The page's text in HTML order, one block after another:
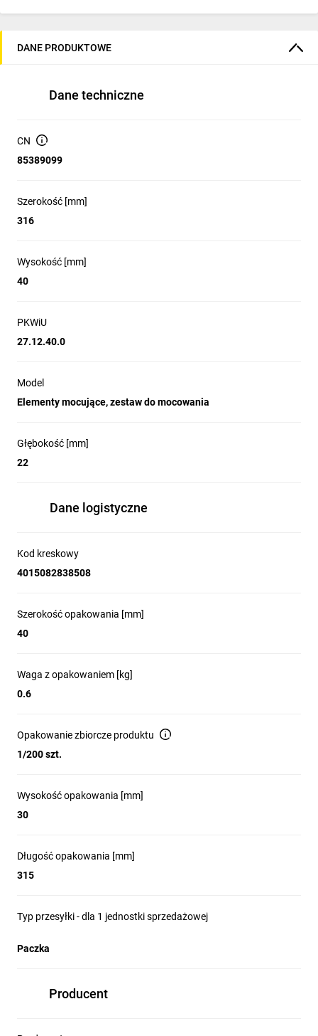
DANE PRODUKTOWE
Dane techniczne
CN
85389099
Szerokość [mm]
316
Wysokość [mm]
40
PKWiU
27.12.40.0
Model
Elementy mocujące, zestaw do mocowania
Głębokość [mm]
22
Dane logistyczne
Kod kreskowy
4015082838508
Szerokość opakowania [mm]
40
Waga z opakowaniem [kg]
0.6
Opakowanie zbiorcze produktu
1/200 szt.
Wysokość opakowania [mm]
30
Długość opakowania [mm]
315
Typ przesyłki - dla 1 jednostki sprzedażowej
Paczka
Producent